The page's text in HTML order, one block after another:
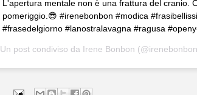
L'apertura mentale non è una frattura del cranio.
pomeriggio.😎 #irenebonbon #modica
#frasedelgiorno #lanostralavagna #ragusa
Un post condiviso da Irene Bonbon